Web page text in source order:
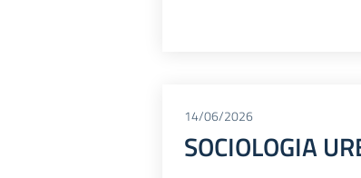
14/06/2026
SOCIOLOGIA